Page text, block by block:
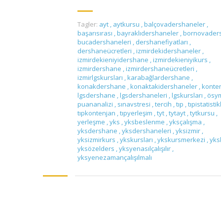
Tagler: ayt , aytkursu ,balçovadershaneler ,
başarısırası ,bayraklıdershaneler ,
bucadershaneleri , dershanefiyatları ,
dershaneücretleri ,izmirdekidershaneler ,
izmirdekieniyidershane ,izmirdekieniyikurs ,
izmirdershane ,izmirdershaneücretleri ,
izmirlgskursları ,karabağlardershane ,
konakdershane ,konaktakidershaneler ,
lgsdershane ,lgsdershaneleri ,lgskursları ,
puananalizi , sınavstresi ,tercih ,tıp ,
tıpkontenjan ,tıpyerleşim ,tyt ,tytayt ,tytkursu ,
yerleşme ,yks ,yksbeslenme ,yksçalışma ,
yksdershane ,yksdershaneleri ,yksizmir ,
yksizmirkurs ,ykskursları ,ykskursmerkezi ,
yksözelders ,yksyenasılçalışılır ,
yksyenezamançalışılmalı